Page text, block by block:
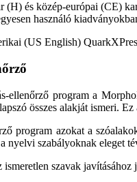
(H) és közép-európai (CE)
használó
(US English)
ellenőrző program a
összes alakját ismeri.
program azokat a
nyelvi szabályoknak eleget
ismeretlen szavak javításához